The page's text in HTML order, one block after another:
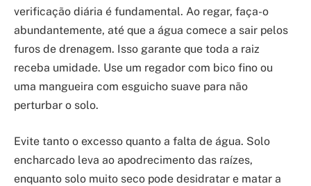
verificação diária é fundamental. Ao regar, faça-o
abundantemente, até que a água comece a sair pelos
furos de drenagem. Isso garante que toda a raiz
receba umidade. Use um regador com bico fino ou
uma mangueira com esguicho suave para não
perturbar o solo.
Evite tanto o excesso quanto a falta de água. Solo
encharcado leva ao apodrecimento das raízes,
enquanto solo muito seco pode desidratar e matar a